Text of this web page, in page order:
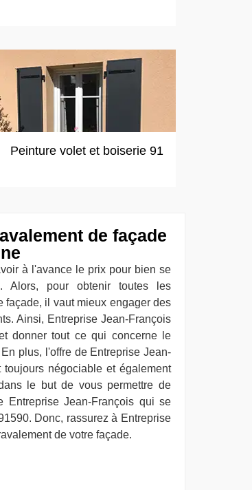
Peinture volet et boiserie 91
de façade
à l'avance le prix pour bien se
Alors, pour obtenir toutes les
façade, il vaut mieux engager des
Ainsi, Entreprise Jean-François
donner tout ce qui concerne le
plus, l'offre de Entreprise Jean-
négociable et également
le but de vous permettre de
Entreprise Jean-François qui se
Donc, rassurez à Entreprise
de votre façade.